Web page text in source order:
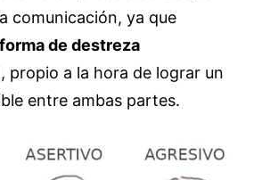
comunicación, ya que
forma de destreza
, propio a la hora de lograr un
entre ambas partes.